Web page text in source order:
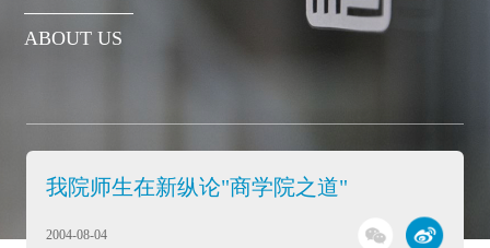
ABOUT US
我院师生在新纵论"商学院之道"
2004-08-04